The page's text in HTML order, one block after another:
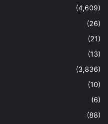
(4,609)
(26)
(21)
(13)
(3,836)
(10)
(6)
(88)